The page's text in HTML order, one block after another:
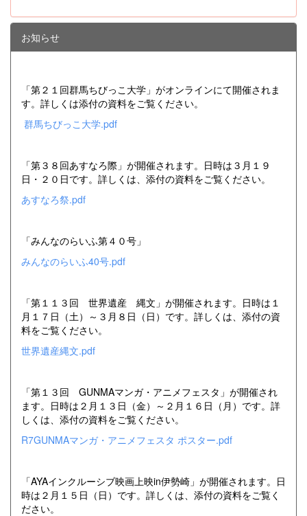
お知らせ
「第２１回群馬ちびっこ大学」がオンラインにて開催されま
す。詳しくは添付の資料をご覧ください。
群馬ちびっこ大学.pdf
「第３８回あすなろ際」が開催されます。日時は３月１９
日・２０日です。詳しくは、添付の資料をご覧ください。
あすなろ祭.pdf
「みんなのらいふ第４０号」
みんなのらいふ40号.pdf
「第１１３回 世界遺産 縄文」が開催されます。日時は１
月１７日（土）～３月８日（日）です。詳しくは、添付の資
料をご覧ください。
世界遺産縄文.pdf
「第１３回 GUNMAマンガ・アニメフェスタ」が開催され
ます。日時は２月１３日（金）～２月１６日（月）です。詳
しくは、添付の資料をご覧ください。
R7GUNMAマンガ・アニメフェスタ ポスター.pdf
「AYAインクルーシブ映画上映in伊勢崎」が開催されます。日
時は２月１５日（日）です。詳しくは、添付の資料をご覧く
ださい。